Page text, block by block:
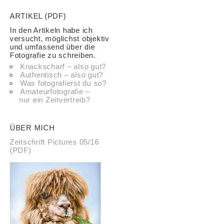
ARTIKEL (PDF)
In den Artikeln habe ich
versucht, möglichst objektiv
und umfassend über die
Fotografie zu schreiben.
Knackscharf – also gut?
Authentisch – also gut?
Was fotografierst du so?
Amateurfotografie –
nur ein Zeitvertreib?
ÜBER MICH
Zeitschrift Pictures 05/16
(PDF)